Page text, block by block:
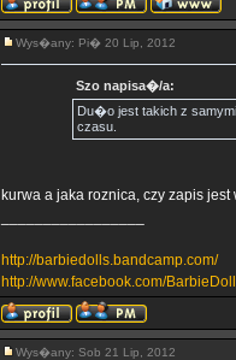
Wys�any: Pi� 20 Lip, 2012
Szo napisa�/a:
Du�o jest takich z
czasu.
kurwa a jaka roznica, czy zapis
http://barbiedolls.bandcamp.com/
http://www.facebook.com/
Wys�any: Sob 21 Lip, 2012